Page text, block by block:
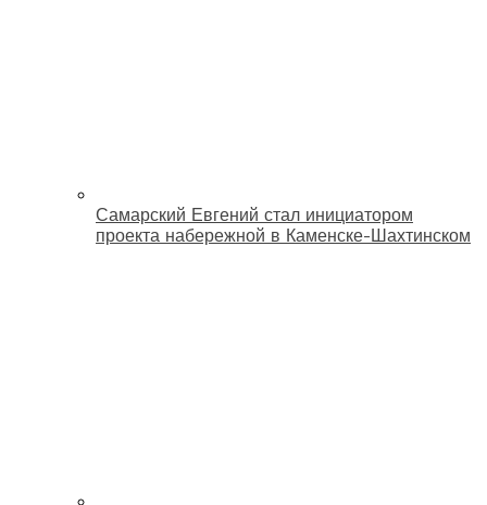
Самарский Евгений стал инициатором
проекта набережной в Каменске-Шахтинском